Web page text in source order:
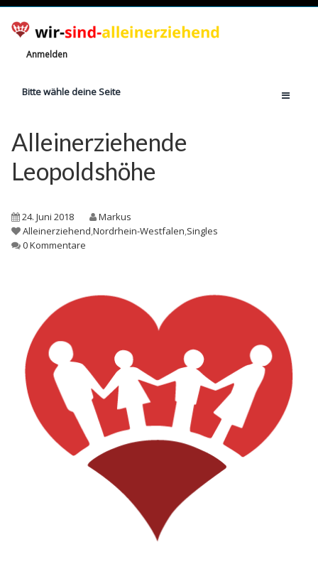
Anmelden
Bitte wähle deine Seite
Jetzt registrieren!
Ratgeber
Finanzielle Hilfe
Witze
Alleinerziehende
Leopoldshöhe
24. Juni 2018
Markus
Alleinerziehend,Nordrhein-Westfalen,Singles
0 Kommentare